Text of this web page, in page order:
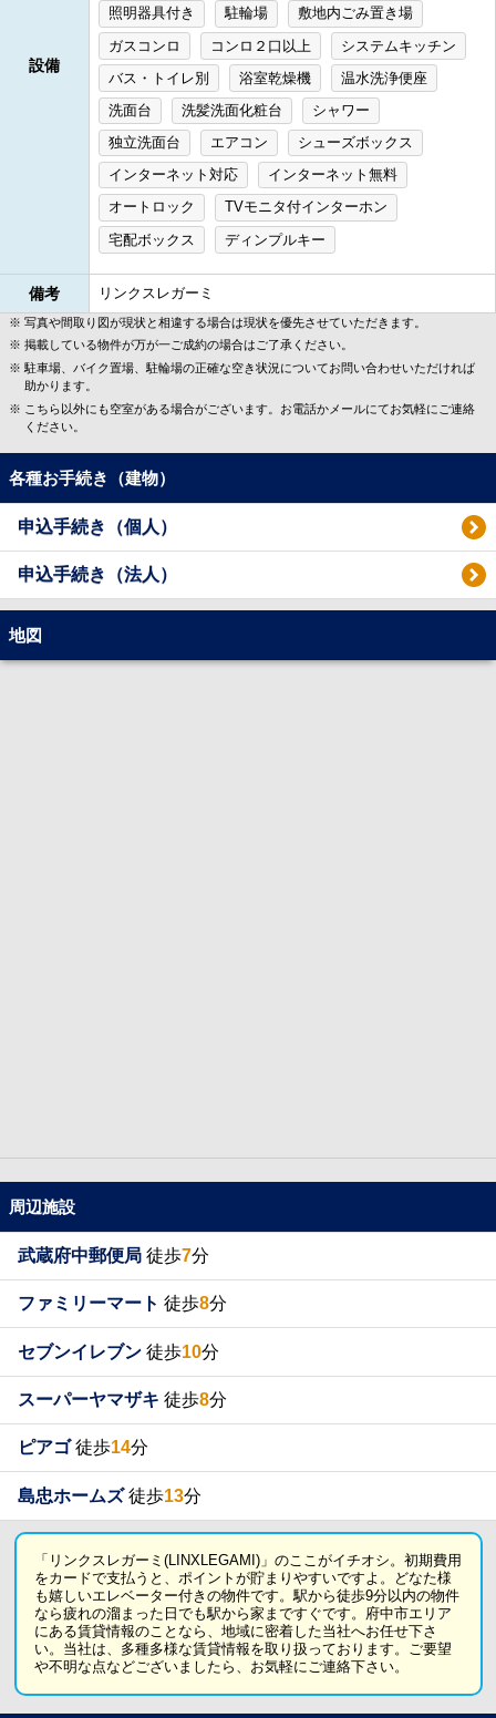
設備
照明器具付き 駐輪場
敷地内ごみ置き場
ガスコンロ
コンロ２口以上
システムキッチン
バス・トイレ別
浴室乾燥機
温水洗浄便座
洗面台
洗髪洗面化粧台
シャワー
独立洗面台
エアコン
シューズボックス
インターネット対応
インターネット無料
オートロック
TVモニタ付インターホン
宅配ボックス
ディンプルキー
備考 リンクスレガーミ
写真や間取り図が現状と相違する場合は現状を優先させていただきます。
掲載している物件が万が一ご成約の場合はご了承ください。
駐車場、バイク置場、駐輪場の正確な空き状況についてお問い合わせいただければ
助かります。
こちら以外にも空室がある場合がございます。お電話かメールにてお気軽にご連絡
ください。
各種お手続き（建物）
申込手続き（個人）
申込手続き（法人）
地図
周辺施設
武蔵府中郵便局 徒歩7分
ファミリーマート 徒歩8分
セブンイレブン 徒歩10分
スーパーヤマザキ 徒歩8分
ピアゴ徒歩14分
島忠ホームズ徒歩13分
「リンクスレガーミ(LINXLEGAMI)」のここがイチオシ。初期費用
をカードで支払うと、ポイントが貯まりやすいですよ。どなた様
も嬉しいエレベーター付きの物件です。駅から徒歩9分以内の物件
なら疲れの溜まった日でも駅から家まですぐです。府中市エリア
にある賃貸情報のことなら、地域に密着した当社へお任せ下さ
い。当社は、多種多様な賃貸情報を取り扱っております。ご要望
や不明な点などございましたら、お気軽にご連絡下さい。